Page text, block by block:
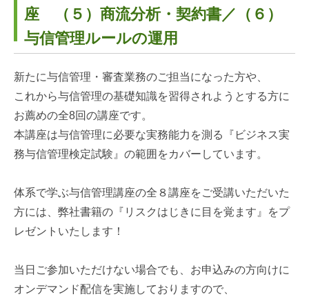
座 （５）商流分析・契約書／（６）
与信管理ルールの運用
新たに与信管理・審査業務のご担当になった方や、
これから与信管理の基礎知識を習得されようとする方に
お薦めの全8回の講座です。
本講座は与信管理に必要な実務能力を測る『ビジネス実
務与信管理検定試験』の範囲をカバーしています。
体系で学ぶ与信管理講座の全８講座をご受講いただいた
方には、弊社書籍の『リスクはじきに目を覚ます』をプ
レゼントいたします！
当日ご参加いただけない場合でも、お申込みの方向けに
オンデマンド配信を実施しておりますので、